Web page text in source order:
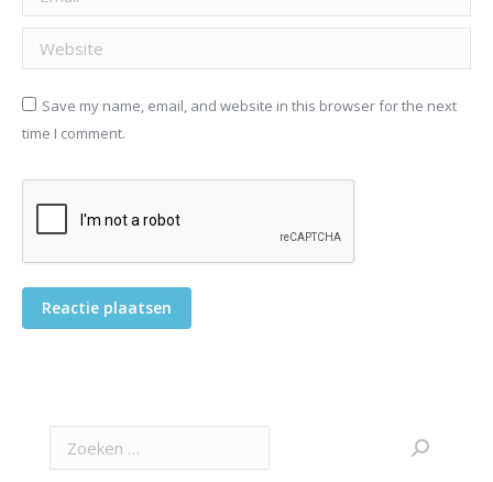
Website
Save my name, email, and website in this browser for the next
time I comment.
Reactie plaatsen
Search: